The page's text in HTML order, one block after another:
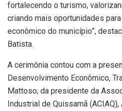
fortalecendo o turismo,
criando mais oportunidades
econômico do município”,
Batista.
A cerimônia contou com a
Desenvolvimento Econômico,
Mattoso; da presidente da
Industrial de Quissamã